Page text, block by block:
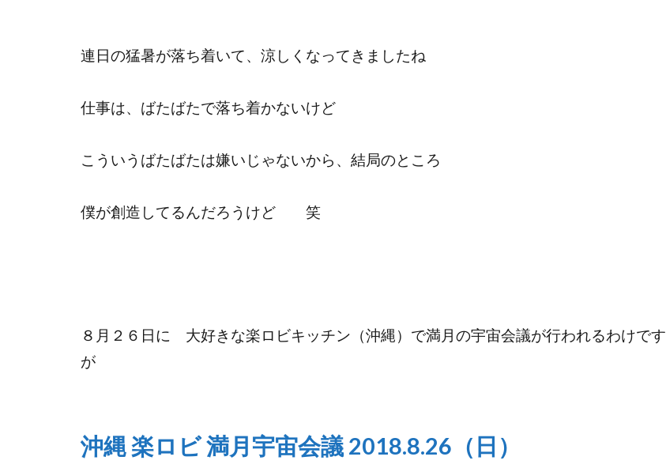
連日の猛暑が落ち着いて、涼しくなってきましたね
仕事は、ばたばたで落ち着かないけど
こういうばたばたは嫌いじゃないから、結局のところ
僕が創造してるんだろうけど 笑
８月２６日に 大好きな楽ロビキッチン（沖縄）で満月の宇宙会議が行われるわけです
が
沖縄 楽ロビ 満月宇宙会議 2018.8.26（日）